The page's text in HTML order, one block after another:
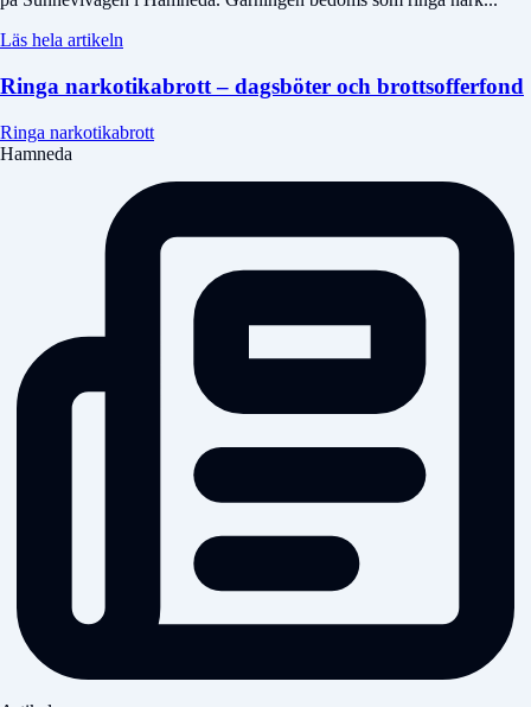
Läs hela artikeln
Ringa narkotikabrott – dagsböter och brottsofferfond
Ringa narkotikabrott
Hamneda